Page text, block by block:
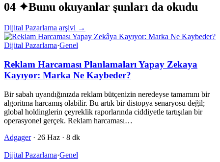
04 ✦Bunu okuyanlar şunları da okudu
Dijital Pazarlama arşivi →
Dijital Pazarlama·Genel
Reklam Harcaması Planlamaları Yapay Zekaya
Kayıyor: Marka Ne Kaybeder?
Bir sabah uyandığınızda reklam bütçenizin neredeyse tamamını bir
algoritma harcamış olabilir. Bu artık bir distopya senaryosu değil;
global holdinglerin çeyreklik raporlarında ciddiyetle tartışılan bir
operasyonel gerçek. Reklam harcaması…
Adgager · 26 Haz · 8 dk
Dijital Pazarlama·Genel